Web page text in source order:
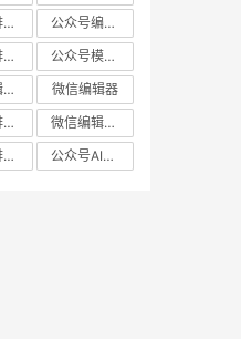
公众号排版工具评测
公众号编辑器推荐
公众号排版工具
公众号模板工具
微信编辑器哪个好
微信编辑器
公众号排版哪个好
微信编辑器评测
公众号排版编辑器 公众号AI编辑器